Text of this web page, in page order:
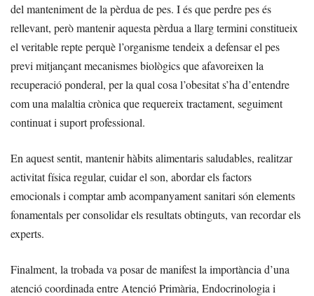
del manteniment de la pèrdua de pes. I és que perdre pes és
rellevant, però mantenir aquesta pèrdua a llarg termini constitueix
el veritable repte perquè l’organisme tendeix a defensar el pes
previ mitjançant mecanismes biològics que afavoreixen la
recuperació ponderal, per la qual cosa l’obesitat s’ha d’entendre
com una malaltia crònica que requereix tractament, seguiment
continuat i suport professional.
En aquest sentit, mantenir hàbits alimentaris saludables, realitzar
activitat física regular, cuidar el son, abordar els factors
emocionals i comptar amb acompanyament sanitari són elements
fonamentals per consolidar els resultats obtinguts, van recordar els
experts.
Finalment, la trobada va posar de manifest la importància d’una
atenció coordinada entre Atenció Primària, Endocrinologia i